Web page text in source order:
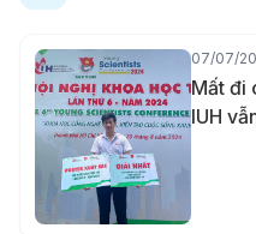
07/07/
Mất đi
IUH